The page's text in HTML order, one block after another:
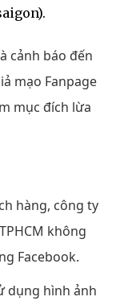
cảnh báo đến
mạo Fanpage
mục đích lừa
hàng, công ty
không
Facebook.
dụng hình ảnh